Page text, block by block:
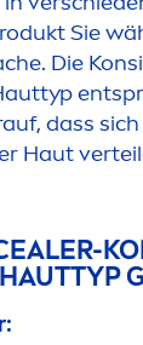
Sie
Die
dass
Haut